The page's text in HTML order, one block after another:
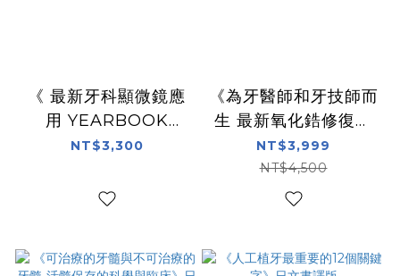
《 最新牙科顯微鏡應
用 YEARBOOK
2022 》日文書譯版
NT$3,300
《為牙醫師和牙技師而
生 最新氧化鋯修復技
術－從嵌體到牙冠－》
日文書譯版
NT$3,999
NT$4,500